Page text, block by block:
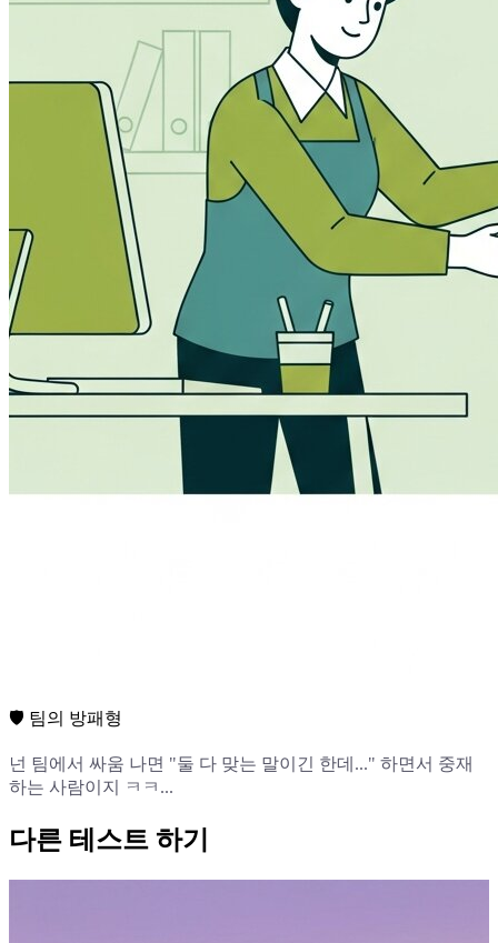
🛡️ 팀의 방패형
넌 팀에서 싸움 나면 "둘 다 맞는 말이긴 한데..." 하면서 중재
하는 사람이지 ㅋㅋ...
다른 테스트 하기